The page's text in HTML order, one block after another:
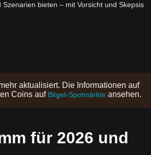
bieten – mit Vorsicht und Skepsis
aktualisiert. Die Informationen auf
Coins auf Bitget-Spotmärkte ansehen.
für 2026 und